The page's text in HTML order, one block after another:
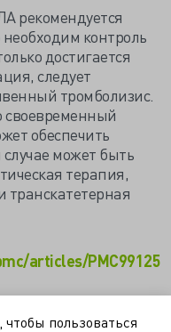
рекомендуется
контроль
достигается
следует
тромболизис.
своевременный
обеспечить
может быть
терапия,
транскатетерная
articles/PMC99125
, чтобы пользоваться